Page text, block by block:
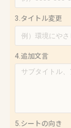
3.タイトル変更
4.追加文言
5.シートの向き